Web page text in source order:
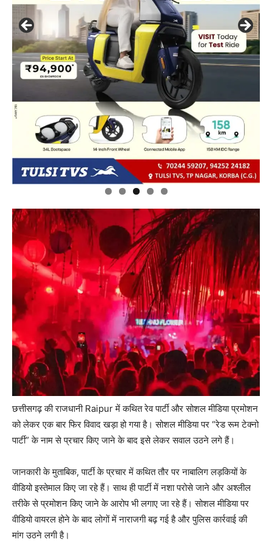
छत्तीसगढ़ की राजधानी Raipurमें कथित रेव पार्टी और सोशल मीडिया प्रमोशन
को लेकर एक बार फिर विवाद खड़ा हो गया है। सोशल मीडिया पर “रेड रूम टेक्नो
पार्टी” के नाम से प्रचार किए जाने के बाद इसे लेकर सवाल उठने लगे हैं।
जानकारी के मुताबिक, पार्टी के प्रचार में कथित तौर पर नाबालिग लड़कियों के
वीडियो इस्तेमाल किए जा रहे हैं। साथ ही पार्टी में नशा परोसे जाने और अश्लील
तरीके से प्रमोशन किए जाने के आरोप भी लगाए जा रहे हैं। सोशल मीडिया पर
वीडियो वायरल होने के बाद लोगों में नाराजगी बढ़ गई है और पुलिस कार्रवाई की
मांग उठने लगी है।